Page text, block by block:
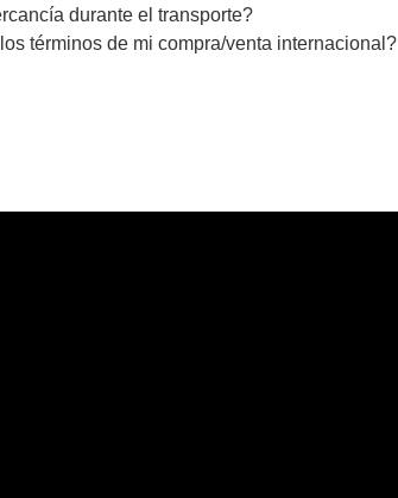
durante el transporte?
términos de mi compra/venta internacional?